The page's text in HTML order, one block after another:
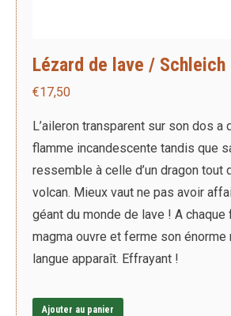
Lézard de lave / Schleich
€17,50
L’aileron transparent sur son dos a
flamme incandescente tandis que
ressemble à celle d’un dragon tout
volcan. Mieux vaut ne pas avoir
géant du monde de lave ! A
magma ouvre et ferme son énorme
langue apparaît. Effrayant !
Ajouter au panier